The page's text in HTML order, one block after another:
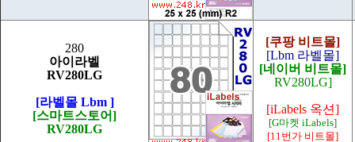
280
아이라벨
RV280LG
[라벨몰 Lbm ]
[스마트스토어]
RV280LG
[쿠팡 비트몰]
[Lbm 라벨몰]
[네이버 비트몰]
RV280LG]
[iLabels 옥션]
[G마켓 iLabels]
[11번가 비트몰]